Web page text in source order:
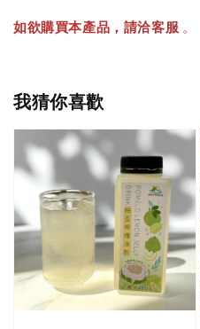
如欲購買本產品，請洽客服 。
我猜你喜歡